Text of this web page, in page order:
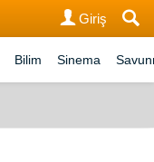
Giriş
Bilim Sinema